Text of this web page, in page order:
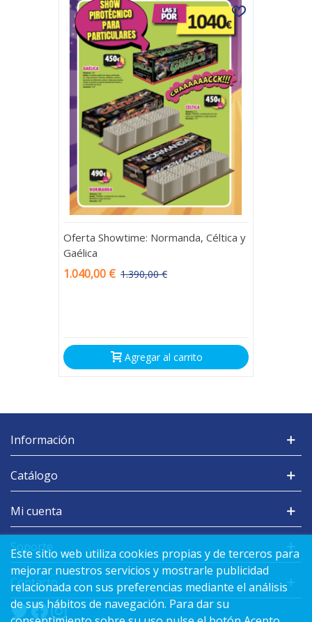
Oferta Showtime: Normanda, Céltica y
Gaélica
1.040,00 € 1.390,00 €
Agregar al carrito
Este sitio web utiliza cookies propias y de terceros para
mejorar nuestros servicios y mostrarle publicidad
relacionada con sus preferencias mediante el análisis
de sus hábitos de navegación. Para dar su
Información
Catálogo
Mi cuenta
Soporte
Contacto